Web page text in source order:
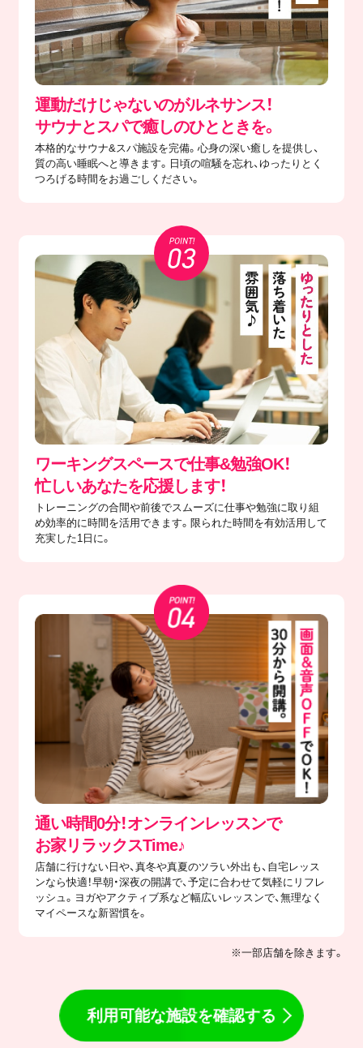
運動だけじゃないのがルネサンス！
サウナとスパで癒しのひとときを。
本格的なサウナ&スパ施設を完備。心身の深い癒しを提供し、
質の高い睡眠へと導きます。日頃の喧騒を忘れ、ゆったりとく
つろげる時間をお過ごしください。
ワーキングスペースで仕事&勉強OK！
忙しいあなたを応援します！
トレーニングの合間や前後でスムーズに仕事や勉強に取り組
め効率的に時間を活用できます。限られた時間を有効活用して
充実した1日に。
通い時間0分！オンラインレッスンで
​お家リラックスTime♪
店舗に行けない日や、真冬や真夏のツラい外出も、自宅レッス
ンなら快適！早朝・深夜の開講で、予定に合わせて気軽にリフレ
ッシュ。ヨガやアクティブ系など幅広いレッスンで、無理なく
マイペースな新習慣を。
※一部店舗を除きます。
利用可能な施設を確認する